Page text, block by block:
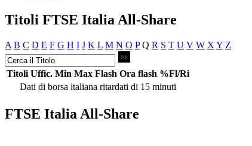
Titoli FTSE Italia All-Share
A B C D E F G H I J K L M N O P Q R S T U V W X Y Z
Titoli Uffic. Min Max Flash Ora flash %Fl/Ri
Dati di borsa italiana ritardati di 15 minuti
FTSE Italia All-Share